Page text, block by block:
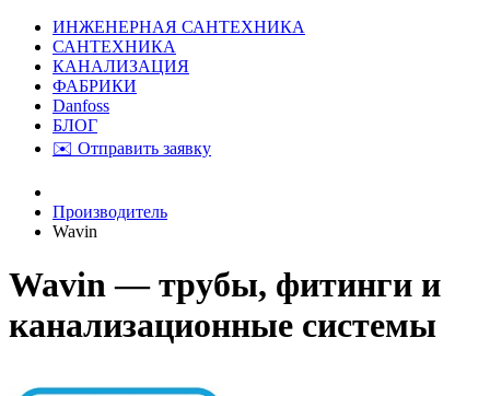
ИНЖЕНЕРНАЯ САНТЕХНИКА
САНТЕХНИКА
КАНАЛИЗАЦИЯ
ФАБРИКИ
Danfoss
БЛОГ
✉️ Отправить заявку
Производитель
Wavin
Wavin — трубы, фитинги и
канализационные системы